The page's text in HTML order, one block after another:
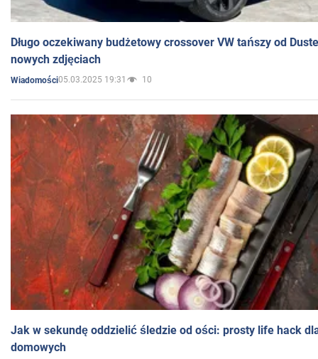
Długo oczekiwany budżetowy crossover VW tańszy od
nowych zdjęciach
Wiadomości05.03.2025 19:31 10
Jak w sekundę oddzielić śledzie od ości: prosty life hack
domowych